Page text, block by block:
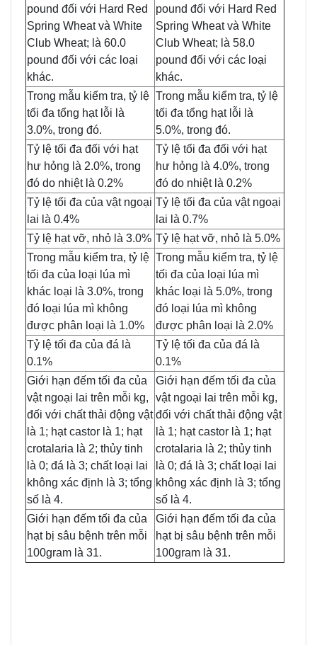
pound đối với Hard Red
Spring Wheat và White
Club Wheat; là 60.0
pound đối với các loại
khác.
pound đối với Hard Red
Spring Wheat và White
Club Wheat; là 58.0
pound đối với các loại
khác.
Trong mẫu kiểm tra, tỷ lệ
tối đa tổng hạt lỗi là
3.0%, trong đó.
Trong mẫu kiểm tra, tỷ lệ
tối đa tổng hạt lỗi là
5.0%, trong đó.
Tỷ lệ tối đa đối với hạt
hư hỏng là 2.0%, trong
đó do nhiệt là 0.2%
Tỷ lệ tối đa đối với hạt
hư hỏng là 4.0%, trong
đó do nhiệt là 0.2%
Tỷ lệ tối đa của vật ngoại
lai là 0.4%
Tỷ lệ tối đa của vật ngoại
lai là 0.7%
Tỷ lệ hạt vỡ, nhỏ là 3.0% Tỷ lệ hạt vỡ, nhỏ là 5.0%
Trong mẫu kiểm tra, tỷ lệ
tối đa của loại lúa mì
khác loại là 3.0%, trong
đó loại lúa mì không
được phân loại là 1.0%
Trong mẫu kiểm tra, tỷ lệ
tối đa của loại lúa mì
khác loại là 5.0%, trong
đó loại lúa mì không
được phân loại là 2.0%
Tỷ lệ tối đa của đá là
0.1%
Tỷ lệ tối đa của đá là
0.1%
Giới hạn đếm tối đa của
vật ngoại lai trên mỗi kg,
đối với chất thải động vật
là 1; hạt castor là 1; hạt
crotalaria là 2; thủy tinh
là 0; đá là 3; chất loại lai
không xác định là 3; tổng
số là 4.
Giới hạn đếm tối đa của
vật ngoại lai trên mỗi kg,
đối với chất thải động vật
là 1; hạt castor là 1; hạt
crotalaria là 2; thủy tinh
là 0; đá là 3; chất loại lai
không xác định là 3; tổng
số là 4.
Giới hạn đếm tối đa của
hạt bị sâu bệnh trên mỗi
100gram là 31.
Giới hạn đếm tối đa của
hạt bị sâu bệnh trên mỗi
100gram là 31.